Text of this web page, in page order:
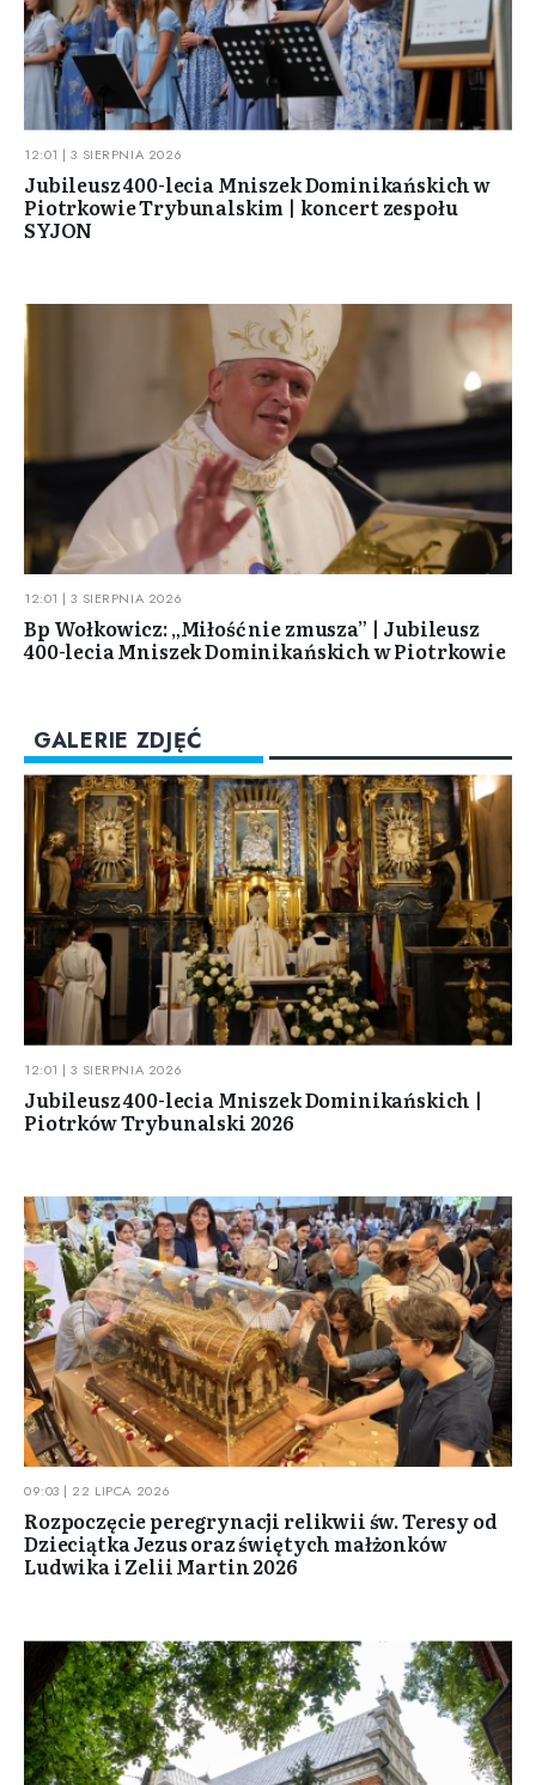
12:01 | 3 SIERPNIA 2026
Jubileusz 400-lecia Mniszek Dominikańskich w
Piotrkowie Trybunalskim | koncert zespołu
SYJON
12:01 | 3 SIERPNIA 2026
Bp Wołkowicz: „Miłość nie zmusza” | Jubileusz
400-lecia Mniszek Dominikańskich w Piotrkowie
GALERIE ZDJĘĆ
12:01 | 3 SIERPNIA 2026
Jubileusz 400-lecia Mniszek Dominikańskich |
Piotrków Trybunalski 2026
09:03 | 22 LIPCA 2026
Rozpoczęcie peregrynacji relikwii św. Teresy od
Dzieciątka Jezus oraz świętych małżonków
Ludwika i Zelii Martin 2026